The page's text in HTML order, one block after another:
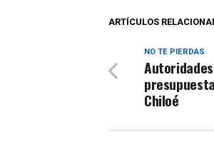
ARTÍCULOS
NO TE PIERDAS
Chiloé